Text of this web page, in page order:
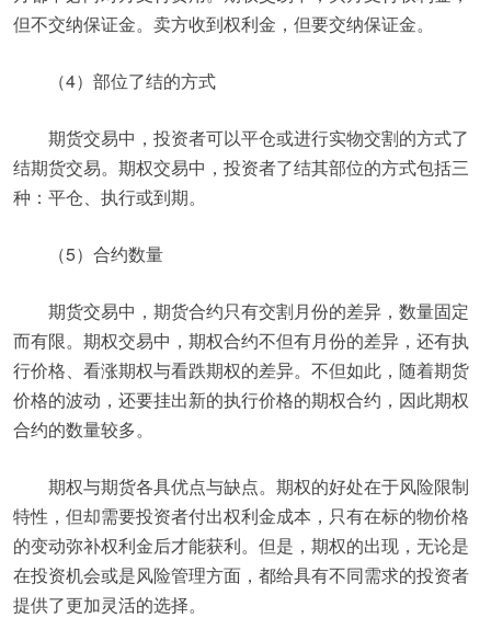
但不交纳保证金。卖方收到权利金，但要交纳保证金。
（4）部位了结的方式
期货交易中，投资者可以平仓或进行实物交割的方式了
结期货交易。期权交易中，投资者了结其部位的方式包括三
种：平仓、执行或到期。
（5）合约数量
期货交易中，期货合约只有交割月份的差异，数量固定
而有限。期权交易中，期权合约不但有月份的差异，还有执
行价格、看涨期权与看跌期权的差异。不但如此，随着期货
价格的波动，还要挂出新的执行价格的期权合约，因此期权
合约的数量较多。
期权与期货各具优点与缺点。期权的好处在于风险限制
特性，但却需要投资者付出权利金成本，只有在标的物价格
的变动弥补权利金后才能获利。但是，期权的出现，无论是
在投资机会或是风险管理方面，都给具有不同需求的投资者
提供了更加灵活的选择。